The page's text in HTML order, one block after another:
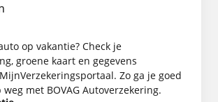
op vakantie? Check je
groene kaart en gegevens
Zo ga je goed
met BOVAG Autoverzekering.